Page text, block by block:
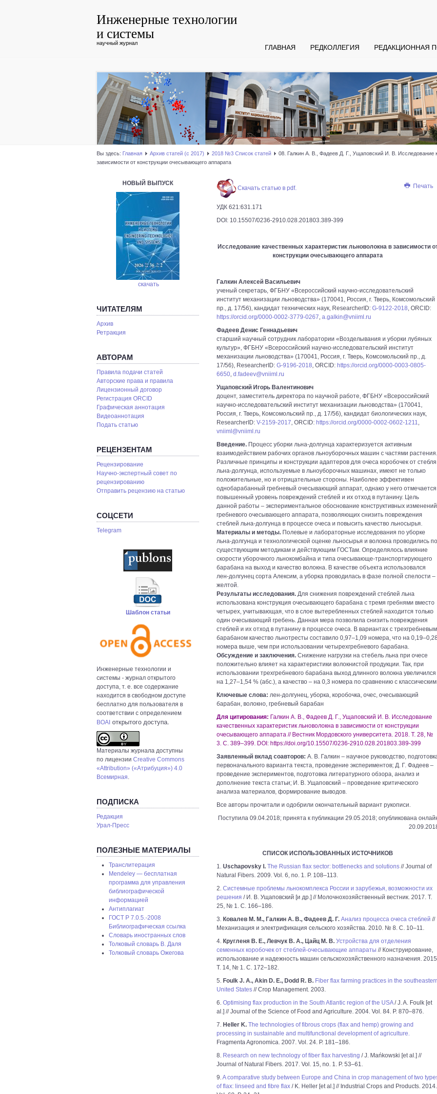
Инженерные технологии
и системы
научный журнал
ГЛАВНАЯ РЕДКОЛЛЕГИЯ РЕДАКЦИОННАЯ
Вы здесь: Главная Архив статей (с 2017) 2018 №3 Список статей
08. Галкин А. В., Фадеев Д. Г., Ущаповский И. В. Исследование
зависимости от конструкции очесывающего аппарата
НОВЫЙ ВЫПУСК
скачать
ЧИТАТЕЛЯМ
Архив
Ретракция
АВТОРАМ
Правила подачи статей
Авторские права и правила
Лицензионный договор
Регистрация ORCID
Графическая аннотация
Видеоаннотация
Подать статью
РЕЦЕНЗЕНТАМ
Рецензирование
Научно-экспертный совет по
рецензированию
Отправить рецензию на статью
СОЦСЕТИ
Telegram
Шаблон статьи
Инженерные технологии и
системы - журнал открытого
доступа, т. е. все содержание
находится в свободном доступе
бесплатно для пользователя в
соответствии с определением
BOAI открытого доступа.
Материалы журнала доступны
по лицензии Creative Commons
«Attribution» («Атрибуция») 4.0
Всемирная.
ПОДПИСКА
Редакция
Урал-Пресс
ПОЛЕЗНЫЕ МАТЕРИАЛЫ
Транслитерация
Mendeley — бесплатная
программа для управления
библиографической
информацией
Антиплагиат
ГОСТ P 7.0.5.-2008
Библиографическая ссылка
Словарь иностранных слов
Толковый словарь В. Даля
Толковый словарь Ожегова
Печать
Скачать статью в pdf.
УДК 621:631.171
DOI: 10.15507/0236-2910.028.201803.389-399
Исследование качественных характеристик льноволокна в зависимости
конструкции очесывающего аппарата
Галкин Алексей Васильевич
ученый секретарь, ФГБНУ «Всероссийский научно-исследовательский
институт механизации льноводства» (170041, Россия, г. Тверь, Комсомольский
пр., д. 17/56), кандидат технических наук, ResearcherID: G-9122-2018, ORCID:
https://orcid.org/0000-0002-3779-0267, a.galkin@vniiml.ru
Фадеев Денис Геннадьевич
старший научный сотрудник лаборатории «Возделывания и уборки лубяных
культур», ФГБНУ «Всероссийский научно-исследовательский институт
механизации льноводства» (170041, Россия, г. Тверь, Комсомольский пр., д.
17/56), ResearcherID: G-9196-2018, ORCID: https://orcid.org/0000-0003-0805-
6650, d.fadeev@vniiml.ru
Ущаповский Игорь Валентинович
доцент, заместитель директора по научной работе, ФГБНУ «Всероссийский
научно-исследовательский институт механизации льноводства» (170041,
Россия, г. Тверь, Комсомольский пр., д. 17/56), кандидат биологических наук,
ResearcherID: V-2159-2017, ORCID: https://orcid.org/0000-0002-0602-1211,
vniiml@vniiml.ru
Введение. Процесс уборки льна-долгунца характеризуется активным
взаимодействием рабочих органов льноуборочных машин с частями растения.
Различные принципы и конструкции адаптеров для очеса коробочек от стебля
льна-долгунца, используемые в льноуборочных машинах, имеют не только
положительные, но и отрицательные стороны. Наиболее эффективен
однобарабанный гребневый очесывающий аппарат, однако у него отмечается
повышенный уровень повреждений стеблей и их отход в путанину. Цель
данной работы – экспериментальное обоснование конструктивных изменений
гребневого очесывающего аппарата, позволяющих снизить повреждения
стеблей льна-долгунца в процессе очеса и повысить качество льносырья.
Материалы и методы. Полевые и лабораторные исследования по уборке
льна-долгунца и технологической оценке льносырья и волокна проводились по
существующим методикам и действующим ГОСТам. Определялось влияние
скорости уборочного льнокомбайна и типа очесывающе-транспортирующего
барабана на выход и качество волокна. В качестве объекта использовался
лен-долгунец сорта Алексим, а уборка проводилась в фазе полной спелости –
желтой.
Результаты исследования. Для снижения повреждений стеблей льна
использована конструкция очесывающего барабана с тремя гребнями вместо
четырех, учитывающая, что в слое вытеребленных стеблей находится только
один очесывающий гребень. Данная мера позволила снизить повреждения
стеблей и их отход в путанину в процессе очеса. В вариантах с трехгребневым
барабаном качество льнотресты составило 0,97–1,09 номера, что на
номера выше, чем при использовании четырехгребневого барабана.
Обсуждение и заключения. Снижение нагрузки на стебель льна при очесе
положительно влияет на характеристики волокнистой продукции. Так, при
использовании трехгребневого барабана выход длинного волокна увеличился
на 1,27–1,54 % (абс.), а качество – на 0,3 номера по сравнению с
Ключевые слова: лен-долгунец, уборка, коробочка, очес, очесывающий
барабан, волокно, гребневый барабан
Для цитирования: Галкин А. В., Фадеев Д. Г., Ущаповский И. В. Исследование
качественных характеристик льноволокна в зависимости от конструкции
очесывающего аппарата // Вестник Мордовского университета. 2018. Т. 28, №
3. С. 389–399. DOI: https://doi.org/10.15507/0236-2910.028.201803.389-399
Заявленный вклад соавторов: А. В. Галкин – научное руководство,
первоначального варианта текста, проведение экспериментов; Д. Г. Фадеев –
проведение экспериментов, подготовка литературного обзора, анализ и
дополнение текста статьи; И. В. Ущаповский – проведение критического
анализа материалов, формирование выводов.
Все авторы прочитали и одобрили окончательный вариант рукописи.
Поступила 09.04.2018; принята к публикации 29.05.2018; опубликована
СПИСОК ИСПОЛЬЗОВАННЫХ ИСТОЧНИКОВ
1. Uschapovsky I. The Russian flax sector: bottlenecks and solutions // Journal of
Natural Fibers. 2009. Vol. 6, no. 1. P. 108–113.
2. Системные проблемы льнокомплекса России и зарубежья, возможности их
решения / И. В. Ущаповский [и др.] // Молочнохозяйственный вестник. 2017. Т.
25, № 1. С. 166–186.
3. Ковалев М. М., Галкин А. В., Фадеев Д. Г. Анализ процесса очеса стеблей //
Механизация и электрификация сельского хозяйства. 2010. № 8. С. 10–11.
4. Кругленя В. Е., Левчук В. А., Цайц М. В. Устройства для отделения
семенных коробочек от стеблей-очесывающие аппараты // Конструирование,
использование и надежность машин сельскохозяйственного назначения.
Т. 14, № 1. С. 172–182.
5. Foulk J. A., Akin D. E., Dodd R. B. Fiber flax farming practices in the
United States // Crop Management. 2003.
6. Optimising flax production in the South Atlantic region of the USA/ J. A. Foulk [et
al.] // Journal of the Science of Food and Agriculture. 2004. Vol. 84. P. 870–876.
7. Heller K. The technologies of fibrous crops (flax and hemp) growing and
processing in sustainable and multifunctional development of agriculture.
Fragmenta Agronomica. 2007. Vol. 24. P. 181–186.
8. Research on new technology of fiber flax harvesting / J. Mańkowski [et al.] //
Journal of Natural Fibers. 2017. Vol. 15, no. 1. P. 53–61.
9.A comparative study between Europe and China in crop management of two
of flax: linseed and fibre flax / K. Heller [et al.] // Industrial Crops and Products. 2014.